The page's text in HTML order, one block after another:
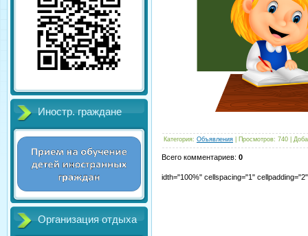
Иностр. граждане
Организация отдыха
Категория: Объявления Просмотров: 740
Всего комментариев: 0
idth="100%" cellspacing="1"